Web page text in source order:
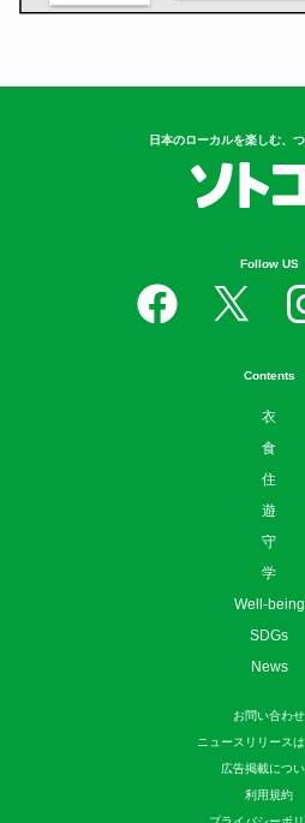
日本のローカルを楽しむ、
Follow US
Contents
衣
食
住
遊
守
学
Well-being
SDGs
News
お問い合わせ
ニュースリリース
広告掲載につ
利用規約